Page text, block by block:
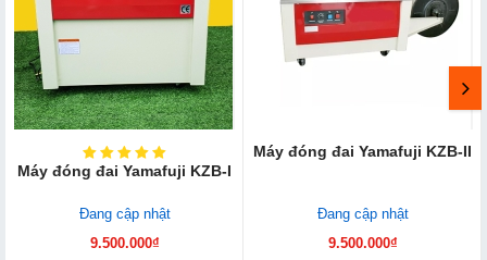
Máy đóng đai Yamafuji KZB-I
Đang cập nhật
9.500.000₫
Máy đóng đai Yamafuji KZB-II
Đang cập nhật
9.500.000₫